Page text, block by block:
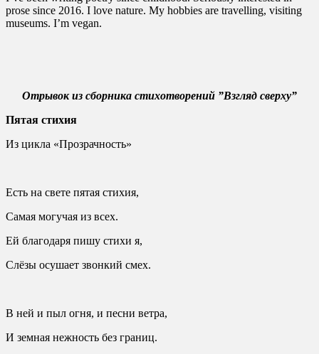
prose since 2016. I love nature. My hobbies are travelling, visiting
museums. I’m vegan.
Отрывок из сборника стихотворений ”Взгляд сверху”
Пятая стихия
Из цикла «Прозрачность»
Есть на свете пятая стихия,
Самая могучая из всех.
Ей благодаря пишу стихи я,
Слёзы осушает звонкий смех.
В ней и пыл огня, и песни ветра,
И земная нежность без границ.